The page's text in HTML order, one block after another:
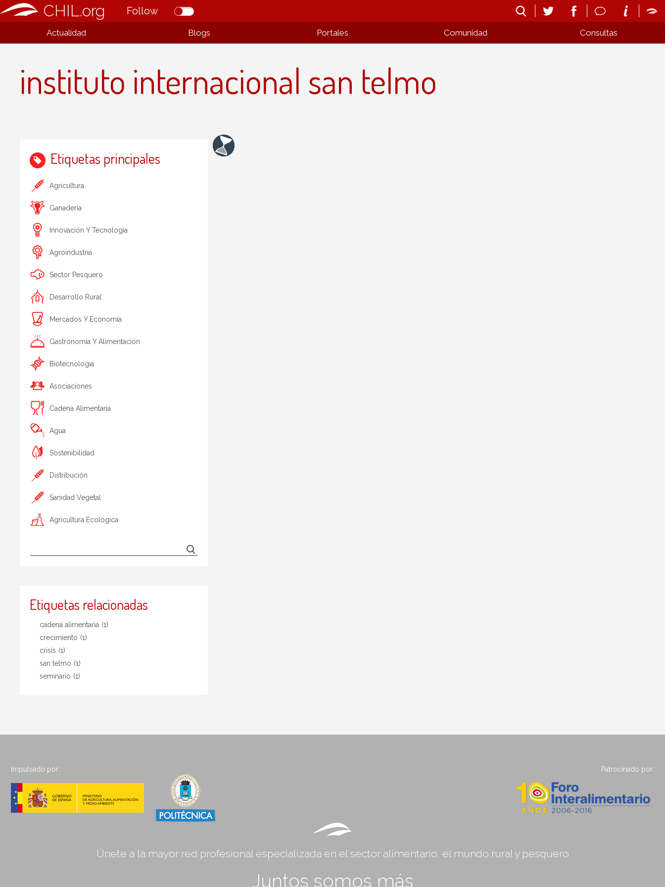
CHIL.org Follow
Actualidad Blogs Portales Comunidad Consultas
instituto internacional san telmo
Etiquetas principales
Agricultura
Ganadería
Innovación Y Tecnología
Agroindustria
Sector Pesquero
Desarrollo Rural
Mercados Y Economía
Gastronomía Y Alimentación
Biotecnologia
Asociaciones
Cadena Alimentaria
Agua
Sostenibilidad
Distribución
Sanidad Vegetal
Agricultura Ecológica
Etiquetas relacionadas
cadena alimentaria (1)
crecimiento (1)
crisis (1)
san telmo (1)
seminario (1)
Impulsado por: Patrocinado por:
Únete a la mayor red profesional especializada en el sector alimentario, el mundo rural y pesquero
Juntos somos más